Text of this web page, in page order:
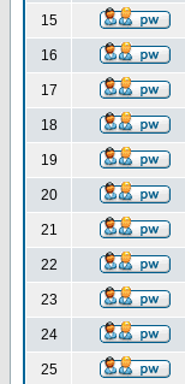
15
16
17
18
19
20
21
22
23
24
25